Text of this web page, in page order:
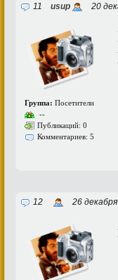
11 usup 20
Группа: Посетители
--
Публикаций: 0
Комментариев: 5
12 26